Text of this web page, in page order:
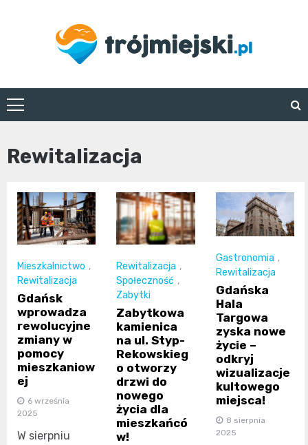
trojmiejski.pl
Rewitalizacja
Mieszkalnictwo ,
Rewitalizacja
Gdańsk
wprowadza
rewolucyjne
zmiany w
pomocy
mieszkaniow
ej
6 września
2025
W sierpniu
Rewitalizacja ,
Społeczność ,
Zabytki
Zabytkowa
kamienica
na ul. Styp-
Rekowskieg
o otworzy
drzwi do
nowego
życia dla
mieszkańcó
w!
Gastronomia ,
Rewitalizacja
Gdańska
Hala
Targowa
zyska nowe
życie –
odkryj
wizualizacje
kultowego
miejsca!
8 sierpnia
2025